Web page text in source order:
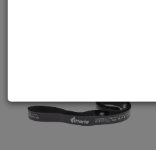
כביש
700
VITTORIA